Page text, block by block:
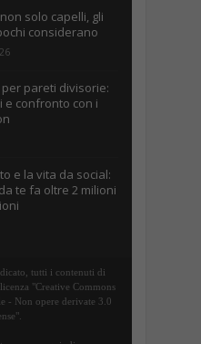
solo capelli, gli
considerano
pareti divisorie:
e confronto con i
e la vita da social:
te fa oltre 2 milioni
tutti i contenuti di
"Creative Commons
- Non opere derivate 3.0